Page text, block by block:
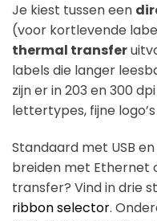
Je kiest tussen een
(voor kortlevende
thermal transfer
labels die langer
zijn er in 203 en 300
lettertypes, fijne
Standaard met USB
breiden met Ethernet
transfer? Vind in drie
ribbon selector.